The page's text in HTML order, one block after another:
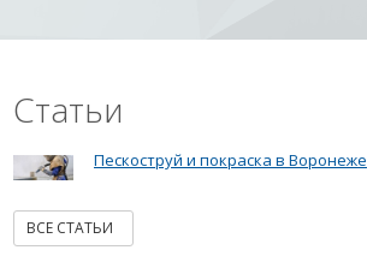
Статьи
Пескоструй и покраска в Воронеже
ВСЕ СТАТЬИ